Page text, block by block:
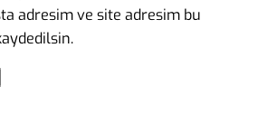
adresim ve site adresim bu